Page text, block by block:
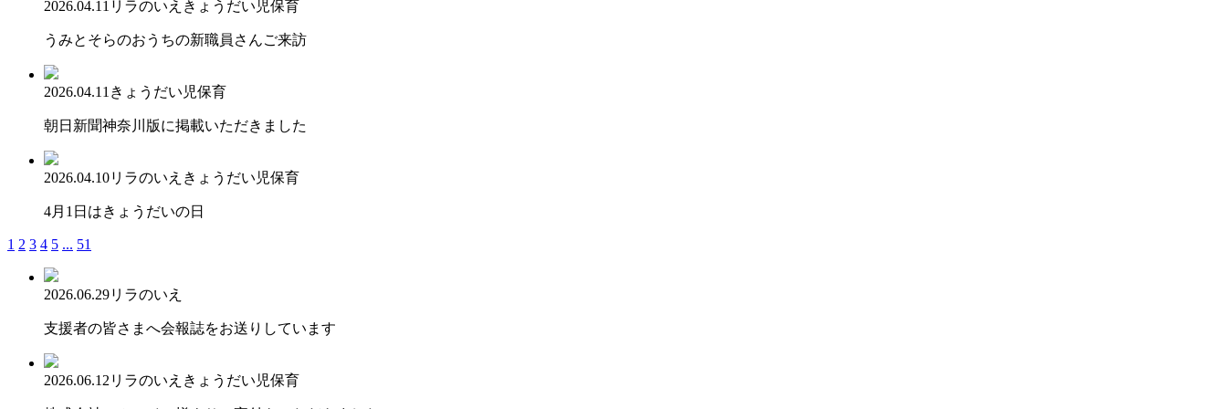
2026.04.11 リラのいえ きょうだい児保育
うみとそらのおうちの新職員さんご来訪
2026.04.11 きょうだい児保育
朝日新聞神奈川版に掲載いただきました
2026.04.10リラのいえ きょうだい児保育
4月1日はきょうだいの日
1 2 3 4 5 ... 51
2026.06.29リラのいえ
支援者の皆さまへ会報誌をお送りしています
2026.06.12 リラのいえ きょうだい児保育